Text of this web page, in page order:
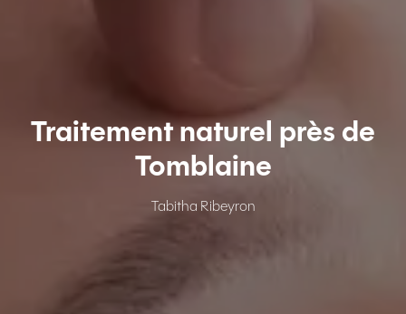
Traitement naturel près de
Tomblaine
Tabitha Ribeyron